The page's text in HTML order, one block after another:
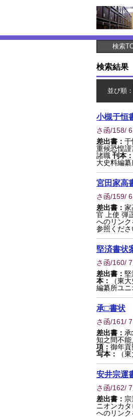
検索
検索結果
並び順：
小槻于恒
さ函/158/
差出書： 于
重候恐惶謹
諸職 刊本：
大史料編
宮田家高
さ函/159/
差出書： 家
官 上使 弾
へのリンク
参照くださ
堅済書状
さ函/160/
差出書： 堅
本：
（東
編纂所ユニ
承□書状
さ函/161/
差出書： 承
知之間不
項： 御年貢
写本：
（
安井宗運
さ函/162/
差出書： 宗
ニオンカタ
へのリンク